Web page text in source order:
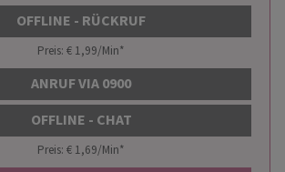
OFFLINE - RÜCKRUF
Preis: € 1,99/Min*
ANRUF VIA 0900
OFFLINE - CHAT
Preis: € 1,69/Min*